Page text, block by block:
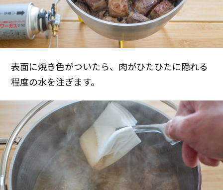
表面に焼き色がついたら、肉がひたひたに隠れる
程度の水を注ぎます。